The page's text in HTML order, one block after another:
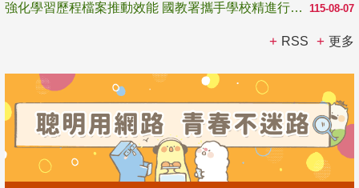
115-08-07
強化學習歷程檔案推動效能 國教署攜手學校精進行政與教學支持
RSS 更多